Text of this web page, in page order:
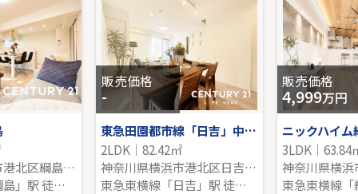
JR南武線「武蔵新城」新築戸建
-｜4LDK｜130.66㎡｜-
販売価格を見る
神奈川県横浜市港北区綱島東１丁目
東急東横線「綱島」駅 徒歩2分
販売価格
-
東急田園都市線「日吉」中古戸建
2LDK｜82.42㎡
神奈川県横浜市港北区日吉７丁目
東急東横線「日吉」駅 徒歩17分
販売価格
4,999万円
ニックハイム
3LDK｜63.84